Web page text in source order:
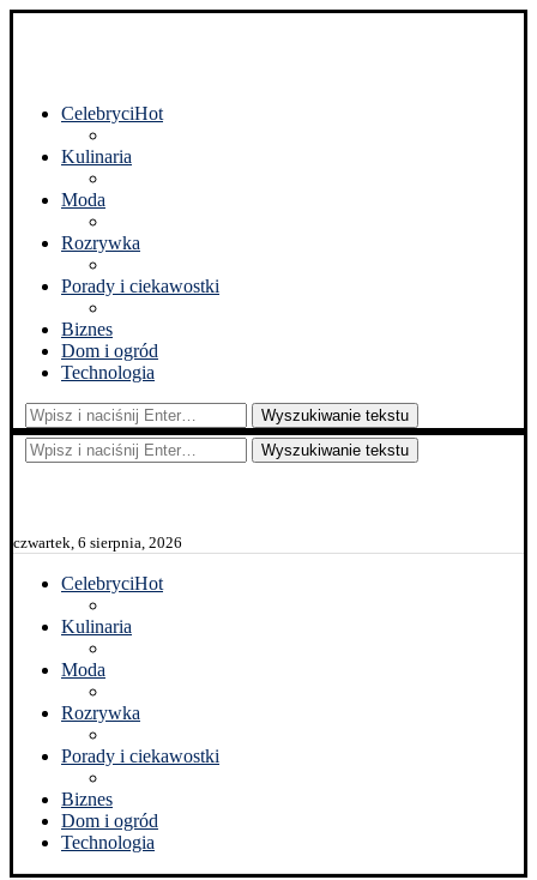
CelebryciHot
Kulinaria
Moda
Rozrywka
Porady i ciekawostki
Biznes
Dom i ogród
Technologia
Wyszukiwanie tekstu
Wyszukiwanie tekstu
czwartek, 6 sierpnia, 2026
CelebryciHot
Kulinaria
Moda
Rozrywka
Porady i ciekawostki
Biznes
Dom i ogród
Technologia